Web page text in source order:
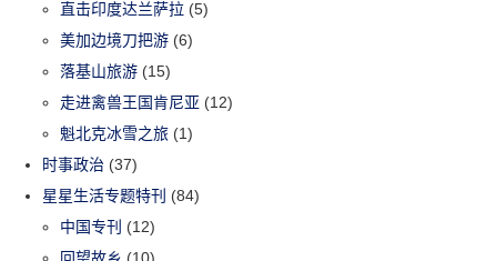
直击印度达兰萨拉 (5)
美加边境刀把游 (6)
落基山旅游 (15)
走进禽兽王国肯尼亚 (12)
魁北克冰雪之旅 (1)
时事政治 (37)
星星生活专题特刊 (84)
中国专刊 (12)